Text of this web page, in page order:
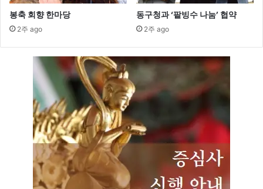
봉축 회향 한마당
2주 ago
동구청과 ‘팥빙수 나눔’ 협약
2주 ago